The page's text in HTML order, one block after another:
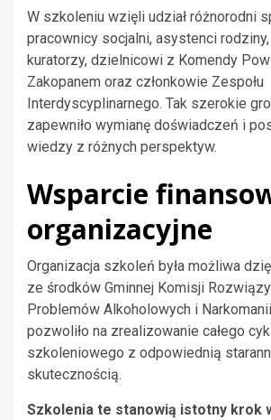
W szkoleniu wzięli udział różnorodni
pracownicy socjalni, asystenci
kuratorzy, dzielnicowi z Komendy
Zakopanem oraz członkowie Zespołu
Interdyscyplinarnego. Tak szerokie
zapewniło wymianę doświadczeń i
wiedzy z różnych perspektyw.
Wsparcie
organizacyjne
Organizacja szkoleń była możliwa
ze środków Gminnej Komisji
Problemów Alkoholowych i
pozwoliło na zrealizowanie całego
szkoleniowego z odpowiednią
skutecznością.
Szkolenia te stanowią istotny krok